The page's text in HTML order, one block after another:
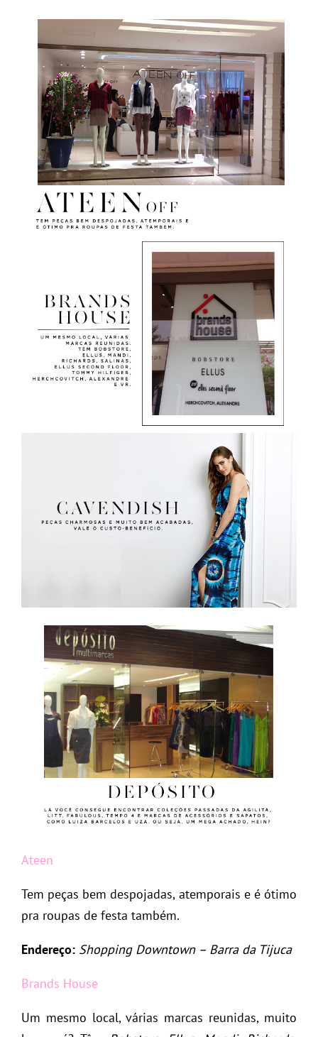
Ateen
Tem peças bem despojadas, atemporais e é ótimo
pra roupas de festa também.
Endereço: Shopping Downtown – Barra da Tijuca
Brands House
Um mesmo local, várias marcas reunidas, muito